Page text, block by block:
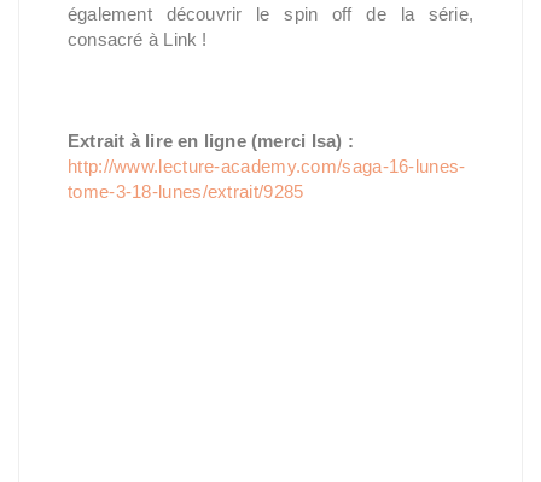
également découvrir le spin off de la série,
consacré à Link !
Extrait à lire en ligne (merci Isa) :
http://www.lecture-academy.com/saga-16-lunes-
tome-3-18-lunes/extrait/9285